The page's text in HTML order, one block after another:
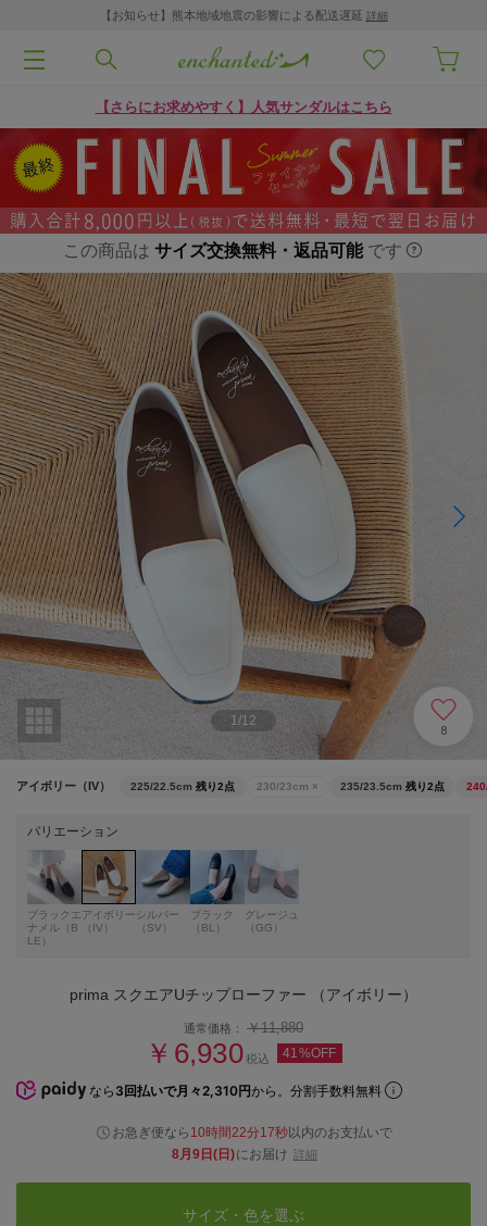
【お知らせ】熊本地域地震の影響による配送遅延 詳細
【さらにお求めやすく】人気サンダルはこちら
この商品は サイズ交換無料・返品可能 です
1 /12
8
アイボリー（IV） 225/22.5cm 残り2点 230/23cm × 235/23.5cm 残り2点
バリエーション
ブラックエ
ナメル（B
LE）
アイボリー
（IV）
シルバー
（SV）
ブラック
（BL）
グレージュ
（GG）
prima スクエアUチップローファー （アイボリー）
通常価格： ￥11,880
￥6,930税込 41%OFF
なら 3回払いで月々2,310円から。分割手数料無料
お急ぎ便なら 10時間22分16秒以内のお支払いで
8月9日(日)にお届け 詳細
サイズ・色を選ぶ